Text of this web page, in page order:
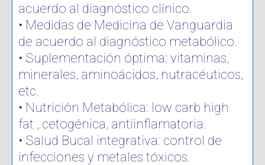
acuerdo al diagnóstico clínico.
• Medidas de Medicina de Vanguardia
de acuerdo al diagnóstico metabólico.
• Suplementación óptima: vitaminas,
minerales, aminoácidos, nutracéuticos,
etc.
• Nutrición Metabólica: low carb high
fat , cetogénica, antiinflamatoria.
• Salud Bucal integrativa: control de
infecciones y metales tóxicos.